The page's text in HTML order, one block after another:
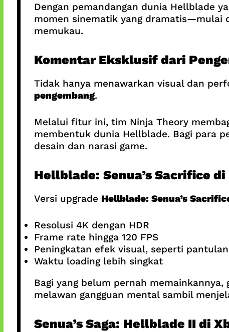
Dengan pemandangan dunia Hellblade
momen sinematik yang dramatis—mulai
memukau.
Komentar Eksklusif dari
Tidak hanya menawarkan visual dan
pengembang.
Melalui fitur ini, tim Ninja Theory
membentuk dunia Hellblade. Bagi para
desain dan narasi game.
Hellblade: Senua’s Sacrifice di
Versi upgrade Hellblade: Senua’s
Resolusi 4K dengan HDR
Frame rate hingga 120 FPS
Peningkatan efek visual, seperti
Waktu loading lebih singkat
Bagi yang belum pernah
melawan gangguan mental sambil
Senua’s Saga: Hellblade II di